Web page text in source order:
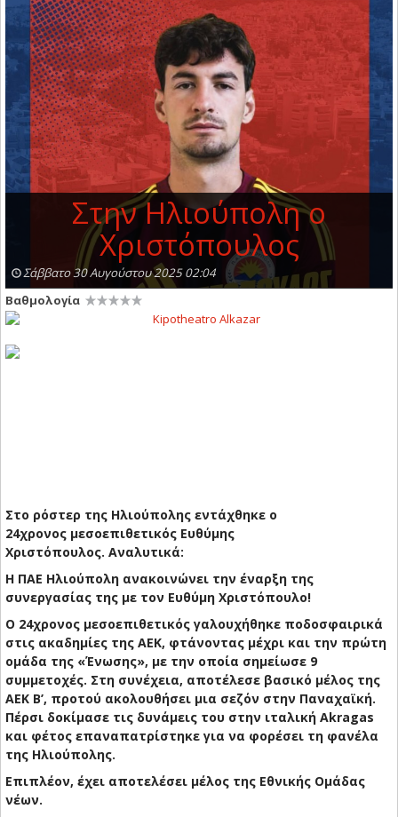
Στην Ηλιούπολη ο
Χριστόπουλος
Σάββατο 30 Αυγούστου 2025 02:04
Βαθμολογία
Στο ρόστερ της Ηλιούπολης εντάχθηκε ο
24χρονος μεσοεπιθετικός Ευθύμης
Χριστόπουλος. Αναλυτικά:
Η ΠΑΕ Ηλιούπολη ανακοινώνει την έναρξη της
συνεργασίας της με τον Ευθύμη Χριστόπουλο!
Ο 24χρονος μεσοεπιθετικός γαλουχήθηκε ποδοσφαιρικά
στις ακαδημίες της ΑΕΚ, φτάνοντας μέχρι και την πρώτη
ομάδα της «Ένωσης», με την οποία σημείωσε 9
συμμετοχές. Στη συνέχεια, αποτέλεσε βασικό μέλος της
ΑΕΚ Β’, προτού ακολουθήσει μια σεζόν στην Παναχαϊκή.
Πέρσι δοκίμασε τις δυνάμεις του στην ιταλική Akragas
και φέτος επαναπατρίστηκε για να φορέσει τη φανέλα
της Ηλιούπολης.
Επιπλέον, έχει αποτελέσει μέλος της Εθνικής Ομάδας
νέων.